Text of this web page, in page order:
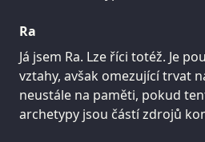
Ra
Já jsem Ra. Lze říci totéž. Je
vztahy, avšak omezující trvat
neustále na paměti, pokud
archetypy jsou částí zdrojů